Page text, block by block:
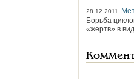
28.12.2011
Борьба
«жертв» в